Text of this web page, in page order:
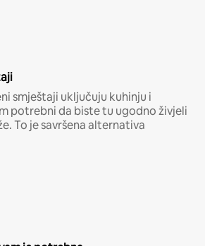
smještaji uključuju kuhinju i
potrebni da biste tu ugodno živjeli
To je savršena alternativa